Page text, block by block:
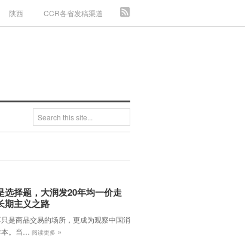
陕西 CCR各省发稿渠道
选择题，大润发20年均一价走
期主义之路
是商品交易的场所，更成为观察中国消
。当…
阅读更多 »